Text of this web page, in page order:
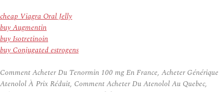
cheap Viagra Oral Jelly
buy Augmentin
buy Isotretinoin
buy Conjugated estrogens
Comment Acheter Du Tenormin 100 mg En France, Acheter Générique
Atenolol À Prix Réduit, Comment Acheter Du Atenolol Au Quebec,